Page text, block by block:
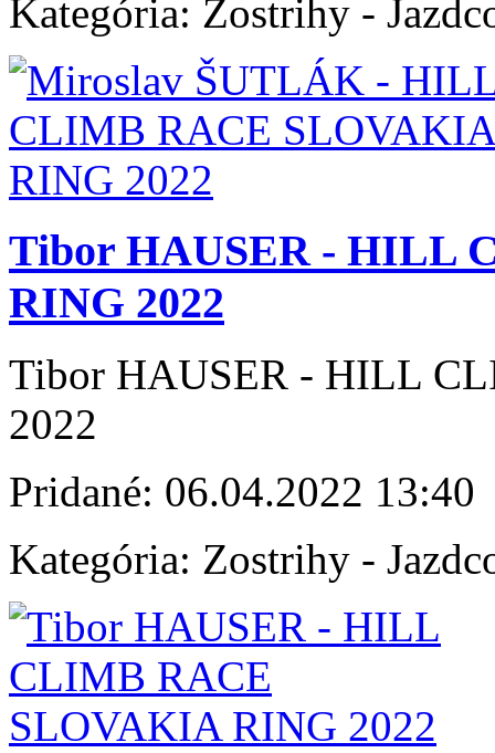
Kategória: Zostrihy -
Tibor HAUSER - HILL
RING 2022
Tibor HAUSER - HILL
2022
Pridané: 06.04.2022 13:40
Kategória: Zostrihy -